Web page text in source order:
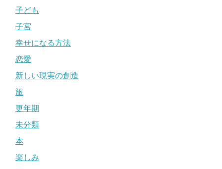
子ども
子宮
幸せになる方法
恋愛
新しい現実の創造
旅
更年期
未分類
本
楽しみ